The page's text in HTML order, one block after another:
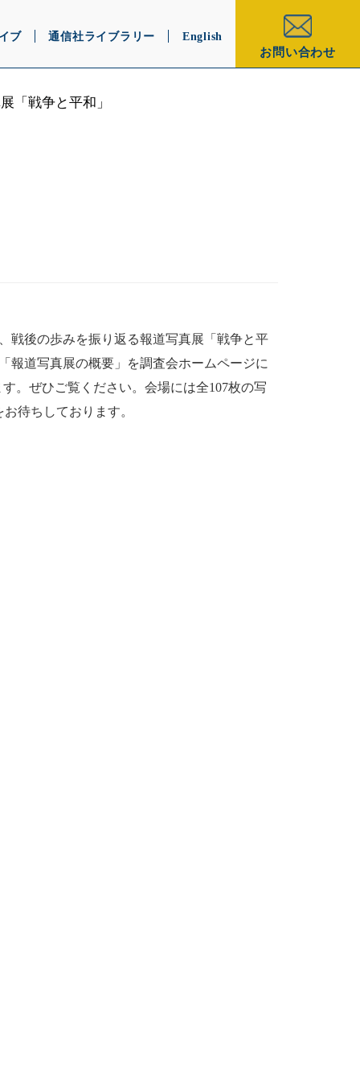
ブ 通信社ライブラリー
English
お問い合わせ
「戦争と平和」
戦後の歩みを振り返る報道写真展「戦争と平
報道写真展の概要」を調査会ホームページに
。ぜひご覧ください。会場には全107枚の写
待ちしております。